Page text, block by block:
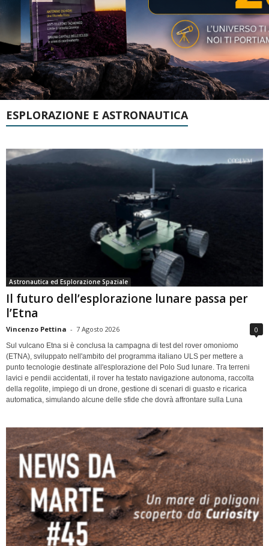
ESPLORAZIONE E ASTRONAUTICA
Astronautica ed Esplorazione Spaziale
Il futuro dell’esplorazione lunare passa per
l’Etna
Vincenzo Pettina - 7 Agosto 2026 0
Sul vulcano Etna si è conclusa la campagna di test del rover omoniomo
(ETNA), sviluppato nell'ambito del programma italiano ULS per mettere a
punto tecnologie destinate all'esplorazione del Polo Sud lunare. Tra terreni
lavici e pendii accidentati, il rover ha testato navigazione autonoma, raccolta
della regolite, impiego di un drone, gestione di scenari di guasto e ricarica
automatica, simulando alcune delle sfide che dovrà affrontare sulla Luna